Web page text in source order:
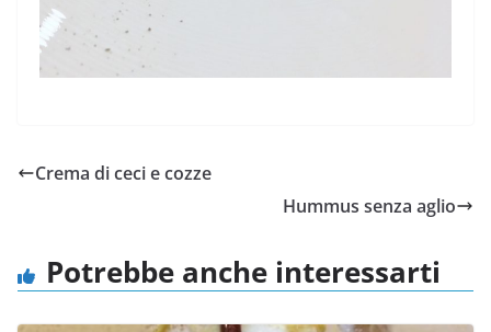
Crema di ceci e cozze
Hummus senza aglio
Potrebbe anche interessarti